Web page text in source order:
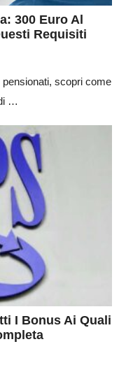
300 Euro Al
Requisiti
scopri come
…
I Bonus Ai Quali